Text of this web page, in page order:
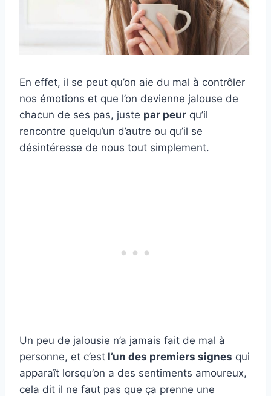
En effet, il se peut qu’on aie du mal à contrôler
nos émotions et que l’on devienne jalouse de
chacun de ses pas, juste par peur qu’il
rencontre quelqu’un d’autre ou qu’il se
désintéresse de nous tout simplement.
Un peu de jalousie n’a jamais fait de mal à
personne, et c’est l’un des premiers signes qui
apparaît lorsqu’on a des sentiments amoureux,
cela dit il ne faut pas que ça prenne une